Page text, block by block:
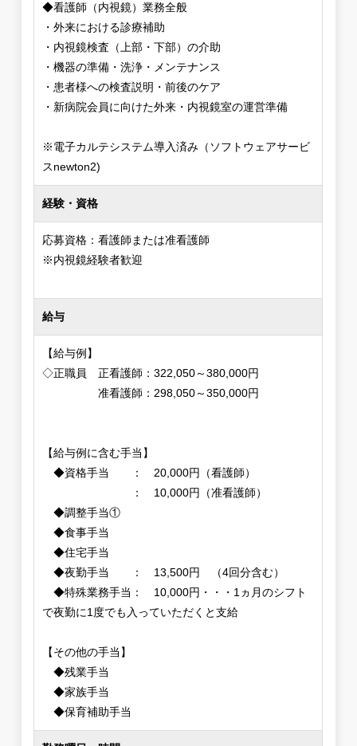
◆看護師（内視鏡）業務全般
・外来における診療補助
・内視鏡検査（上部・下部）の介助
・機器の準備・洗浄・メンテナンス
・患者様への検査説明・前後のケア
・新病院会員に向けた外来・内視鏡室の運営準備
※電子カルテシステム導入済み（ソフトウェアサービ
スnewton2)
経験・資格
応募資格：看護師または准看護師
※内視鏡経験者歓迎
給与
【給与例】
◇正職員 正看護師：322,050～380,000円
准看護師：298,050～350,000円
【給与例に含む手当】
◆資格手当 ： 20,000円（看護師）
： 10,000円（准看護師）
◆調整手当①
◆食事手当
◆住宅手当
◆夜勤手当 ： 13,500円 （4回分含む）
◆特殊業務手当： 10,000円・・・1ヵ月のシフト
で夜勤に1度でも入っていただくと支給
【その他の手当】
◆残業手当
◆家族手当
◆保育補助手当